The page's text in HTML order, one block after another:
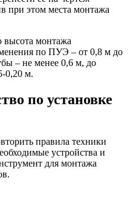
при этом места монтажа
монтажа
по ПУЭ – от 0,8 м до
– не менее 0,6 м, до
0,20 м.
по установке
правила техники
устройства и
для монтажа